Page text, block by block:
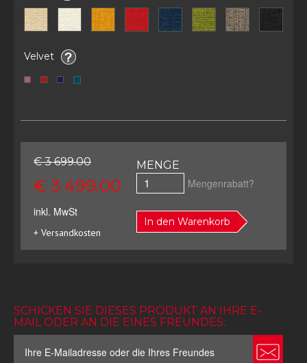
Velvet
€ 3 699.00
€ 3 499.00
inkl. MwSt
+ Versandkosten
MENGE
Mengenrabatt?
In den Warenkorb
SCHICKEN SIE DIESES PRODUKT AN IHRE E-
MAIL ODER AN DIE EINES FREUNDES: